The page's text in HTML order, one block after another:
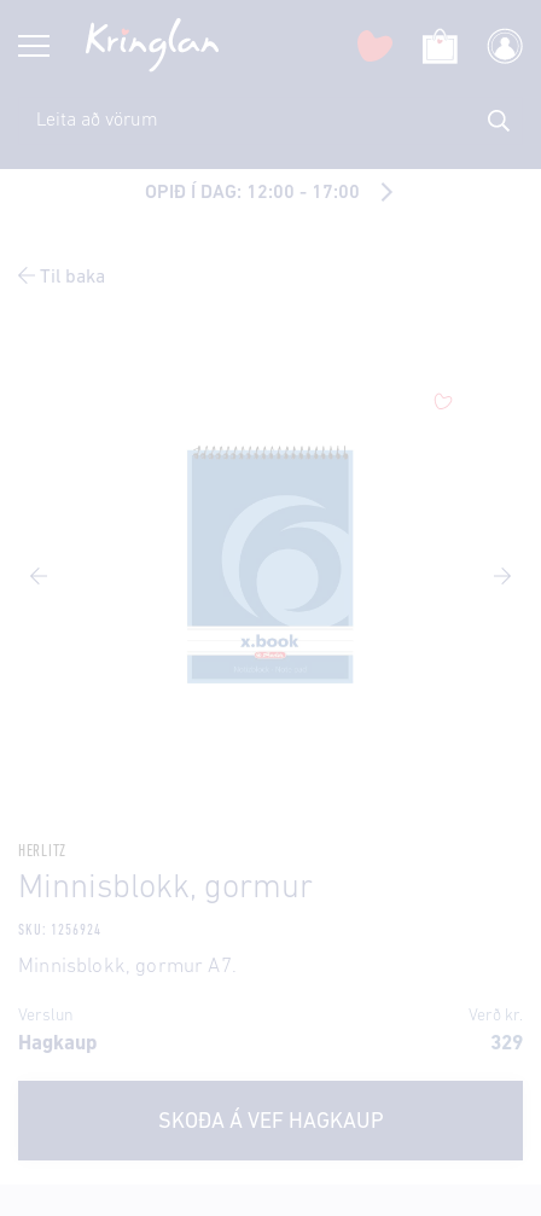
OPIÐ Í DAG: 12:00 - 17:00
Til baka
HERLITZ
Minnisblokk, gormur
SKU: 1256924
Minnisblokk, gormur A7.
Verslun Verð kr.
Hagkaup 329
SKOÐA Á VEF HAGKAUP